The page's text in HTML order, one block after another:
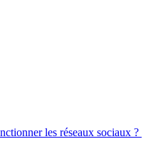
les réseaux sociaux ?